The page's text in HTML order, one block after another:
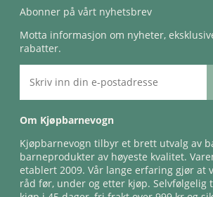
Abonner på vårt nyhetsbrev
Motta informasjon om nyheter,
rabatter.
Om Kjøpbarnevogn
Kjøpbarnevogn tilbyr et brett utvalg av
barneprodukter av høyeste kvalitet.
etablert 2009. Vår lange erfaring gjør at
råd før, under og etter kjøp. Selvfølgelig